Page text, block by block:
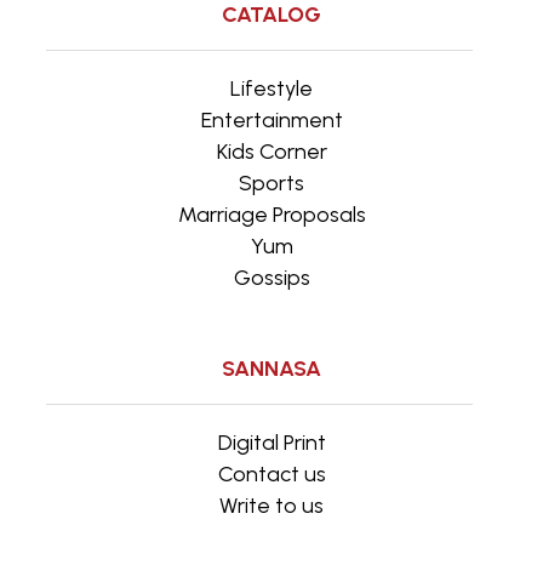
CATALOG
Lifestyle
Entertainment
Kids Corner
Sports
Marriage Proposals
Yum
Gossips
SANNASA
Digital Print
Contact us
Write to us